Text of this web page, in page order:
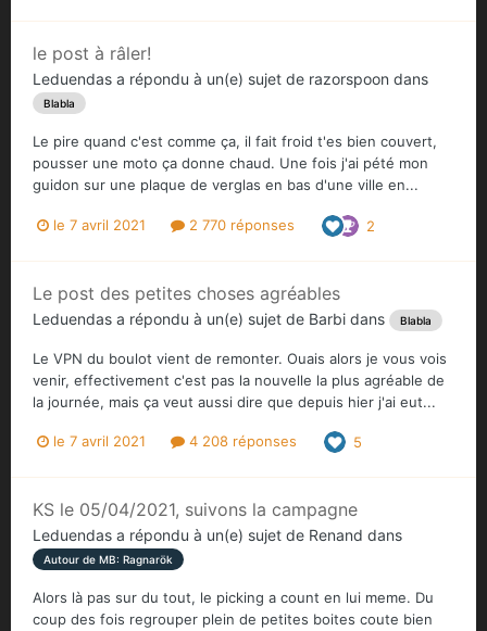
le post à râler!
Leduendas a répondu à un(e) sujet de razorspoon dans
Blabla
Le pire quand c'est comme ça, il fait froid t'es bien couvert,
pousser une moto ça donne chaud. Une fois j'ai pété mon
guidon sur une plaque de verglas en bas d'une ville en...
le 7 avril 2021 2 770 réponses 2
Le post des petites choses agréables
Leduendas a répondu à un(e) sujet de Barbi dans Blabla
Le VPN du boulot vient de remonter. Ouais alors je vous vois
venir, effectivement c'est pas la nouvelle la plus agréable de
la journée, mais ça veut aussi dire que depuis hier j'ai eut...
le 7 avril 2021 4 208 réponses 5
KS le 05/04/2021, suivons la campagne
Leduendas a répondu à un(e) sujet de Renand dans
Autour de MB: Ragnarök
Alors là pas sur du tout, le picking a count en lui meme. Du
coup des fois regrouper plein de petites boites coute bien